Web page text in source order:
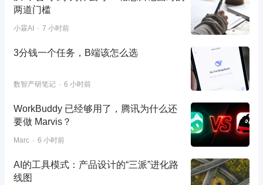
两道门槛
小霖AI 7 小时前
3分钱一个任务，B端该怎么选
数智产研笔记 6 小时前
WorkBuddy 已经够用了，腾讯为什么还
要做 Marvis？
Marc 6 小时前
AI的工具模式：产品设计的“三派”进化路
线图